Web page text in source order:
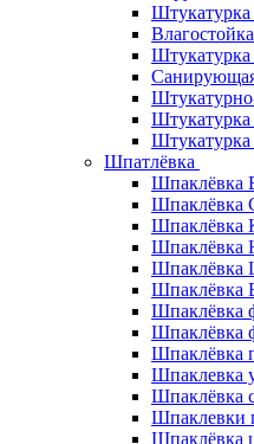
Штукатурка
Штукатурка
Штукатурка
Шпатлёвка
Шпаклёвка
Шпаклёвка
Шпаклёвка
Шпаклёвка
Шпаклёвка
Шпаклёвка
Шпаклёвка
Шпаклёвка
Шпаклёвка
Шпаклевка
Шпаклёвка
Шпаклевки
Шпаклёвка